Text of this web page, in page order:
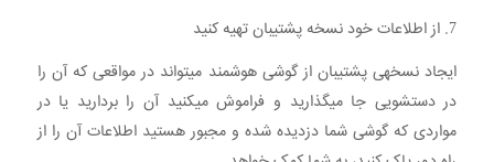
7. از اطلاعات خود نسخه پشتیبان تهیه کنید
ایجاد نسخهی پشتیبان از گوشی هوشمند میتواند در مواقعی که آن را
در دستشویی جا میگذارید و فراموش میکنید آن را بردارید یا در
مواردی که گوشی شما دزدیده شده و مجبور هستید اطلاعات آن را از